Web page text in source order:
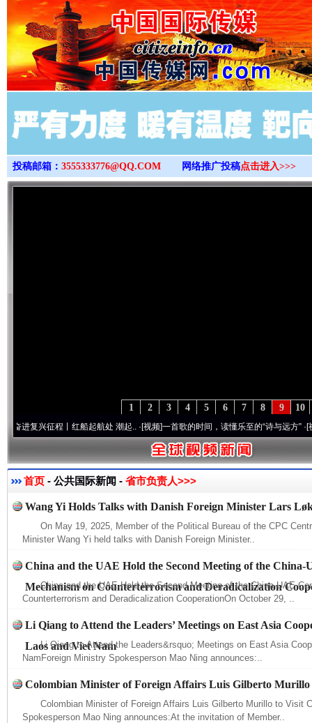
>
投稿邮箱： 3555333776@QQ.COM 网络推广投稿点击进入>>>
10
9
8
7
6
5
4
3
2
1
兴征程丨红船起航处 潮起..·[视频]一首歌的时间，读懂乐至的“诗与远方”·[视频]从
首页 - 公共国际新闻 - 省市负责人>>>
Wang Yi Holds Talks with Danish Foreign Minister Lars
On May 19, 2025, Member of the Political Bureau of the CPC
Minister Wang Yi held talks with Danish Foreign Minister..
China and the UAE Hold the Second Meeting of the China-
Mechanism on Counterterrorism and Deradicalization
China and the UAE Hold the Second Meeting of the China-UAE
Counterterrorism and Deradicalization CooperationOn October 29, ..
Li Qiang to Attend the Leaders’ Meetings on East Asia
Laos and Viet Nam
Li Qiang to Attend the Leaders&rsquo; Meetings on East Asia
NamForeign Ministry Spokesperson Mao Ning announces:..
Colombian Minister of Foreign Affairs Luis Gilberto
Colombian Minister of Foreign Affairs Luis Gilberto Murillo to Visit
Spokesperson Mao Ning announces:At the invitation of Member..
东山县通报“牛蛙产品抗生素超标问题”
千年窑火 生生不息